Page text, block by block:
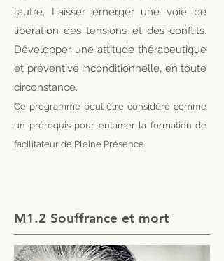
l’autre. Laisser émerger une voie de
libération des tensions et des conflits.
Développer une attitude thérapeutique
et préventive inconditionnelle, en toute
circonstance.
Ce programme peut être considéré comme
un prérequis pour entamer la formation de
facilitateur de Pleine Présence.
M1.2 Souffrance et mort